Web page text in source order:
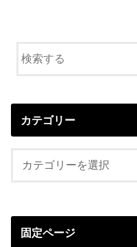
カテゴリー
固定ページ